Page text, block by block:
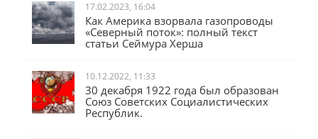
17.02.2023, 16:04
Как Америка взорвала газопроводы
«Северный поток»: полный текст
статьи Сеймура Херша
10.12.2022, 11:33
30 декабря 1922 года был образован
Союз Советских Социалистических
Республик.